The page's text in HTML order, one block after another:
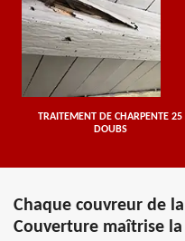
TRAITEMENT DE CHARPENTE 25
DOUBS
Chaque couvreur de
Couverture maîtrise la